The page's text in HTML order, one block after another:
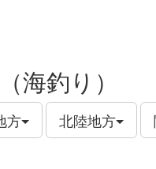
海釣り）
方 北陸地方